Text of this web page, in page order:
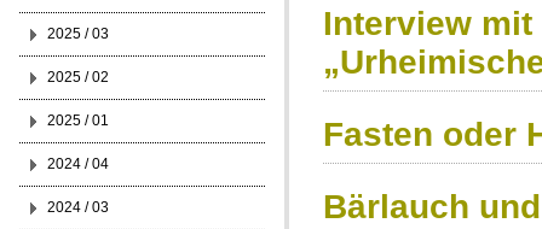
Interview mit
Fasten oder
Bärlauch
2025 / 03
2025 / 02
2025 / 01
2024 / 04
2024 / 03